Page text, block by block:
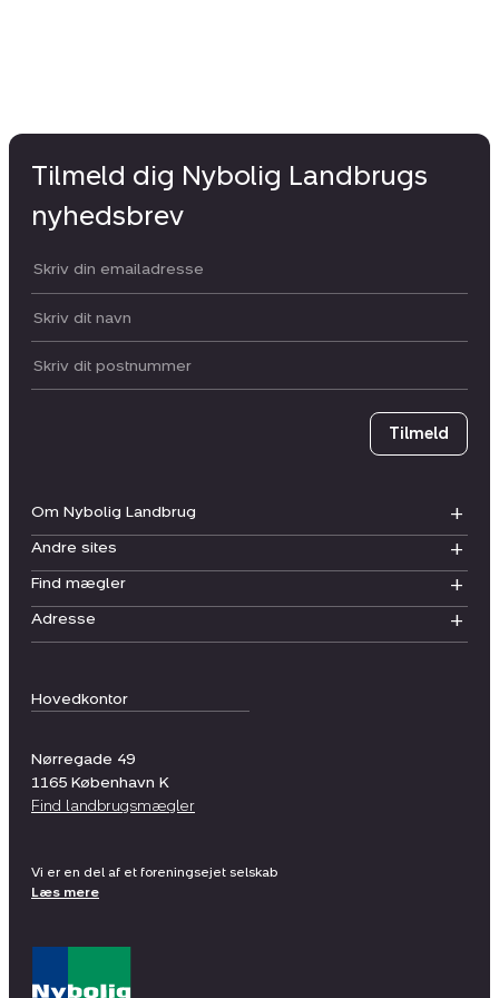
Hovedkontor
Nørregade 49
1165 København K
Find landbrugsmægler
Om Nybolig Landbrug
Andre sites
Find mægler
Adresse
Tilmeld dig Nybolig Landbrugs
nyhedsbrev
Din email:
Dit navn:
Postnummer
Tilmeld
Vi er en del af et foreningsejet selskab
Læs mere